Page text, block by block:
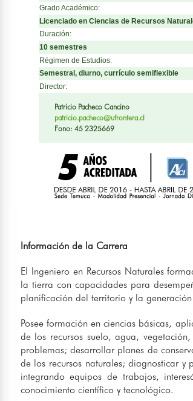
Grado Académico:
Licenciado en Ciencias de Recursos
Duración:
10 semestres
Régimen de Estudios:
Semestral, diurno, currículo semiflexible
Director:
Patricio Pacheco Cancino
patricio.pacheco@ufrontera.cl
Fono: 45 2325669
Información de la Carrera
El Ingeniero en Recursos Naturales
la tierra con capacidades para
planificación del territorio y la
Posee formación en ciencias básicas,
de los recursos suelo, agua,
problemas; desarrollar planes de
de los recursos naturales; diagnosticar
integrando equipos de trabajos,
conocimiento científico y tecnológico.